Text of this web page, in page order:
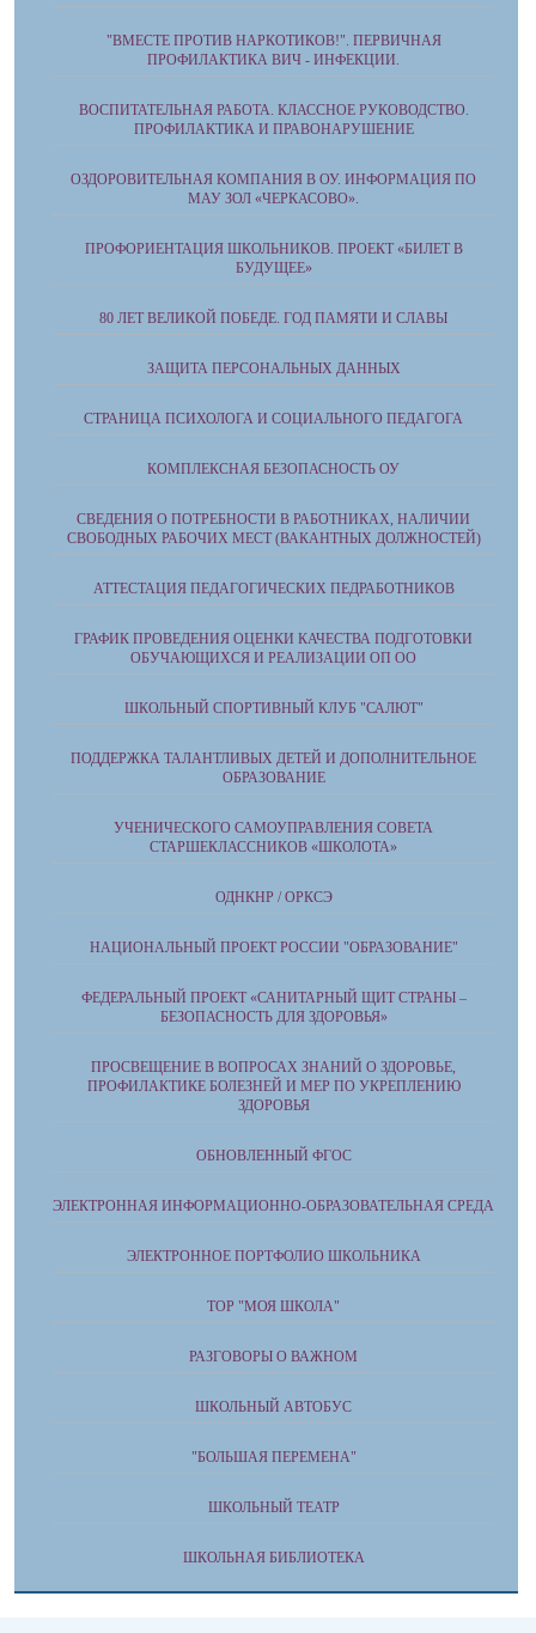
"ВМЕСТЕ ПРОТИВ НАРКОТИКОВ!". ПЕРВИЧНАЯ
ПРОФИЛАКТИКА ВИЧ - ИНФЕКЦИИ.
ВОСПИТАТЕЛЬНАЯ РАБОТА. КЛАССНОЕ РУКОВОДСТВО.
ПРОФИЛАКТИКА И ПРАВОНАРУШЕНИЕ
ОЗДОРОВИТЕЛЬНАЯ КОМПАНИЯ В ОУ. ИНФОРМАЦИЯ ПО
МАУ ЗОЛ «ЧЕРКАСОВО».
ПРОФОРИЕНТАЦИЯ ШКОЛЬНИКОВ. ПРОЕКТ «БИЛЕТ В
БУДУЩЕЕ»
80 ЛЕТ ВЕЛИКОЙ ПОБЕДЕ. ГОД ПАМЯТИ И СЛАВЫ
ЗАЩИТА ПЕРСОНАЛЬНЫХ ДАННЫХ
СТРАНИЦА ПСИХОЛОГА И СОЦИАЛЬНОГО ПЕДАГОГА
КОМПЛЕКСНАЯ БЕЗОПАСНОСТЬ ОУ
СВЕДЕНИЯ О ПОТРЕБНОСТИ В РАБОТНИКАХ, НАЛИЧИИ
СВОБОДНЫХ РАБОЧИХ МЕСТ (ВАКАНТНЫХ ДОЛЖНОСТЕЙ)
АТТЕСТАЦИЯ ПЕДАГОГИЧЕСКИХ ПЕДРАБОТНИКОВ
ГРАФИК ПРОВЕДЕНИЯ ОЦЕНКИ КАЧЕСТВА ПОДГОТОВКИ
ОБУЧАЮЩИХСЯ И РЕАЛИЗАЦИИ ОП ОО
ШКОЛЬНЫЙ СПОРТИВНЫЙ КЛУБ "САЛЮТ"
ПОДДЕРЖКА ТАЛАНТЛИВЫХ ДЕТЕЙ И ДОПОЛНИТЕЛЬНОЕ
ОБРАЗОВАНИЕ
УЧЕНИЧЕСКОГО САМОУПРАВЛЕНИЯ СОВЕТА
СТАРШЕКЛАССНИКОВ «ШКОЛОТА»
ОДНКНР / ОРКСЭ
НАЦИОНАЛЬНЫЙ ПРОЕКТ РОССИИ "ОБРАЗОВАНИЕ"
ФЕДЕРАЛЬНЫЙ ПРОЕКТ «САНИТАРНЫЙ ЩИТ СТРАНЫ –
БЕЗОПАСНОСТЬ ДЛЯ ЗДОРОВЬЯ»
ПРОСВЕЩЕНИЕ В ВОПРОСАХ ЗНАНИЙ О ЗДОРОВЬЕ,
ПРОФИЛАКТИКЕ БОЛЕЗНЕЙ И МЕР ПО УКРЕПЛЕНИЮ
ЗДОРОВЬЯ
ОБНОВЛЕННЫЙ ФГОС
ЭЛЕКТРОННАЯ ИНФОРМАЦИОННО-ОБРАЗОВАТЕЛЬНАЯ СРЕДА
ЭЛЕКТРОННОЕ ПОРТФОЛИО ШКОЛЬНИКА
ТОР "МОЯ ШКОЛА"
РАЗГОВОРЫ О ВАЖНОМ
ШКОЛЬНЫЙ АВТОБУС
"БОЛЬШАЯ ПЕРЕМЕНА"
ШКОЛЬНЫЙ ТЕАТР
ШКОЛЬНАЯ БИБЛИОТЕКА